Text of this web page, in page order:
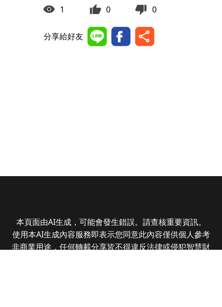
1 0 0
分享給好友
本頁面由AI生成，可能會發生錯誤。請查核重要資訊。
使用本AI生成內容服務即表示您同意此內容僅供個人參考
非商業用途，任何轉載分享皆不得違反法律或侵犯智慧財